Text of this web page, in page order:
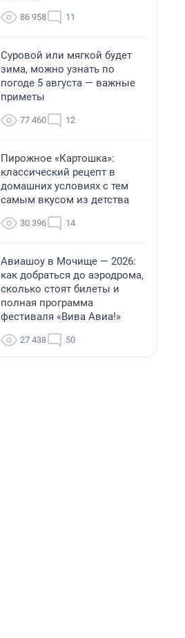
86 958 11
Суровой или мягкой будет
зима, можно узнать по
погоде 5 августа — важные
приметы
77 460 12
Пирожное «Картошка»:
классический рецепт в
домашних условиях с тем
самым вкусом из детства
30 396 14
Авиашоу в Мочище — 2026:
как добраться до аэродрома,
сколько стоят билеты и
полная программа
фестиваля «Вива Авиа!»
27 438 50